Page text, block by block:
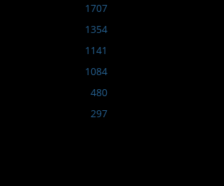
1707
1354
1141
1084
480
297